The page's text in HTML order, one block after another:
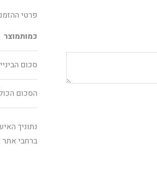
פרטי
מוצרכמות
סכום
הסכום
נתוניך
ברחבי אתר